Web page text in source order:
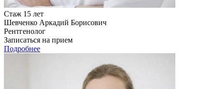
Стаж 15 лет
Шевченко Аркадий Борисович
Рентгенолог
Записаться на прием
Подробнее